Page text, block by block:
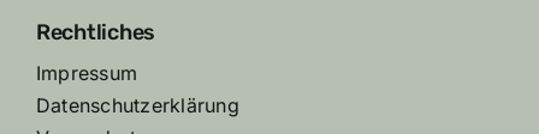
Rechtliches
Impressum
Datenschutzerklärung